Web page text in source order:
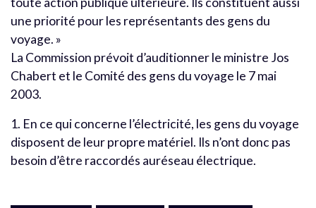
une priorité pour les représentants des gens du
voyage. »
La Commission prévoit d’auditionner le ministre Jos
Chabert et le Comité des gens du voyage le 7 mai
2003.
1. En ce qui concerne l’électricité, les gens du voyage
disposent de leur propre matériel. Ils n’ont donc pas
besoin d’être raccordés auréseau électrique.